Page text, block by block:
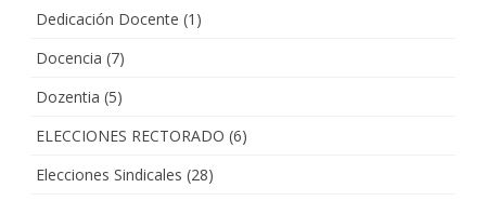
Dedicación Docente (1)
Docencia (7)
Dozentia (5)
ELECCIONES RECTORADO (6)
Elecciones Sindicales (28)